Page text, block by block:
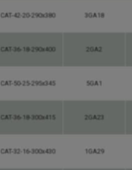
CAT-42-20-290x380 3GA18
CAT-36-18-290x400 2GA2
CAT-50-25-295x345 5GA1
CAT-36-18-300x415 2GA23
CAT-32-16-300x430 1GA29